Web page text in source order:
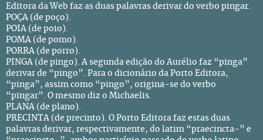
Editora da Web faz as duas palavras derivar do verbo pingar.
POÇA (de poço).
POIA (de poio).
POMA (de pomo).
PORRA (de porro).
PINGA (de pingo). A segunda edição do Aurélio faz “pinga”
derivar de “pingo”. Para o dicionário da Porto Editora,
“pinga”, assim como “pingo”, origina-se do verbo
“pingar”. O mesmo diz o Michaelis.
PLANA (de plano).
PRECINTA (de precinto). O Porto Editora faz estas duas
palavras derivar, respectivamente, do latim “praecincta-” e